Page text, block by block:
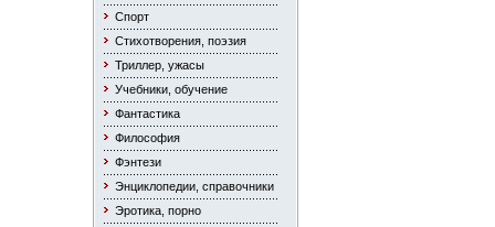
Спорт
Стихотворения, поэзия
Триллер, ужасы
Учебники, обучение
Фантастика
Философия
Фэнтези
Энциклопедии, справочники
Эротика, порно